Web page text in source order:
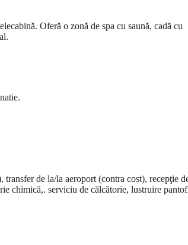
Oferă o zonă de spa cu saună, cadă cu
de la/la aeroport (contra cost), recepţie
chimică,. serviciu de călcătorie, lustruire